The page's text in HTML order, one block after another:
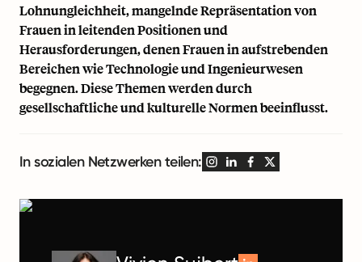
Lohnungleichheit, mangelnde Repräsentation von
Frauen in leitenden Positionen und
Herausforderungen, denen Frauen in aufstrebenden
Bereichen wie Technologie und Ingenieurwesen
begegnen. Diese Themen werden durch
gesellschaftliche und kulturelle Normen beeinflusst.
In sozialen Netzwerken teilen: